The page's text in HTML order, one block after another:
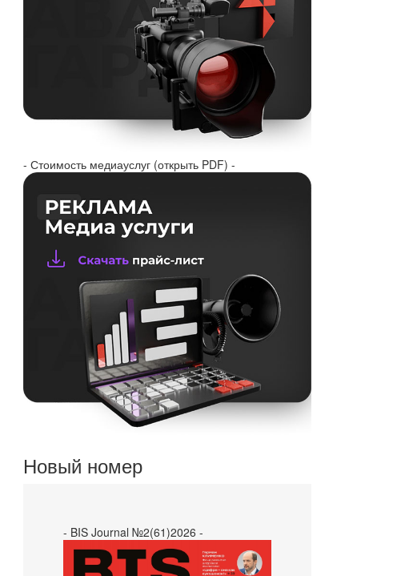
- Стоимость медиауслуг (открыть PDF) -
Новый номер
- BIS Journal №2(61)2026 -